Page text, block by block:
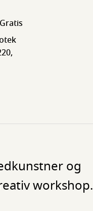
og
workshop.